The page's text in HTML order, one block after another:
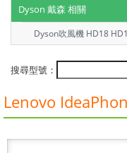
Dyson 戴森 相關
Dyson吹風機 HD18
搜尋型號：
Lenovo